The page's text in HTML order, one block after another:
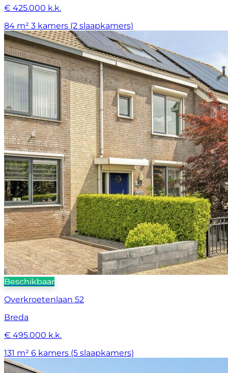
€ 425.000 k.k.
84 m² 3 kamers (2 slaapkamers)
Beschikbaar
Overkroetenlaan 52
Breda
€ 495.000 k.k.
131 m² 6 kamers (5 slaapkamers)